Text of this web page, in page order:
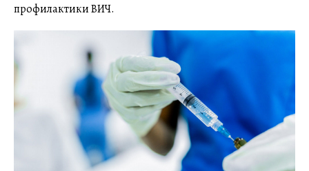
профилактики ВИЧ.